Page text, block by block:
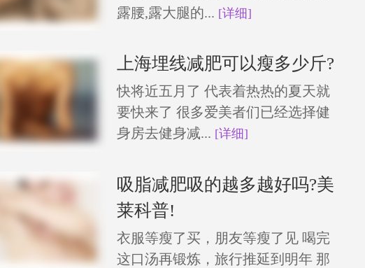
露腰,露大腿的... [详细]
上海埋线减肥可以瘦多少斤?
快将近五月了 代表着热热的夏天就
要快来了 很多爱美者们已经选择健
身房去健身减... [详细]
吸脂减肥吸的越多越好吗?美
莱科普!
衣服等瘦了买，朋友等瘦了见 喝完
这口汤再锻炼，旅行推延到明年 那